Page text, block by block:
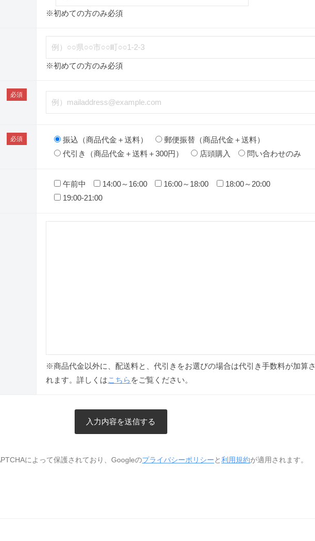
※初めての方のみ必須
※初めての方のみ必須
振込（商品代金＋送料）
郵便振替（商品代金＋送料）
代引き（商品代金＋送料＋300円）
店頭購入 問い合わせのみ
午前中 14:00～16:00 16:00～18:00
18:00～20:00
19:00-21:00
※商品代金以外に、配送料と、代引きをお選びの場合は代引き手数料が加算さ
れます。詳しくはこちら をご覧ください。
によって保護されており、Googleのプライバシーポリシー と 利用規約が適用されます。